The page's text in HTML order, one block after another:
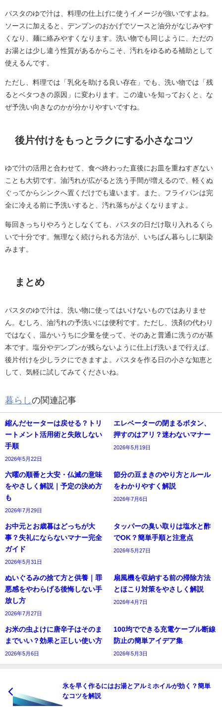
パスタのゆで汁は、料理の仕上げに使うイメージが強いですよね。
ソースに加えると、デンプンのおかげでソースと油分がなじみやす
くなり、麺に絡みやすくなります。洗い物でも同じように、ただの
お湯とは少し違う性質があるからこそ、汚れをゆるめる補助として
使えるんです。
ただし、料理では「乳化を助ける良い存在」でも、洗い物では「残
るとベタつきの原因」に変わります。この違いを知っておくと、な
ぜ予洗い向きなのかが分かりやすいですね。
後片付けをもっとラクにする小さなコツ
ゆで汁の活用と合わせて、食べ終わった直後にお皿を重ねすぎない
ことも大切です。油汚れが広がると洗う手間が増えるので、軽くぬ
ぐってからシンクへ置くだけでも違います。また、フライパンは完
全に冷える前に予洗いすると、汚れ落ちがよくなりますよ。
毎回きっちりやろうとしなくても、パスタの日だけ取り入れるくら
いで十分です。無理なく続けられる方法が、いちばん暮らしに馴染
みます。
まとめ
パスタのゆで汁は、洗い物に使ってはいけないものではありませ
ん。むしろ、油汚れの予洗いには便利です。ただし、洗剤の代わり
ではなく、温かいうちに少量を使って、そのあと普通に洗うのが基
本です。塩分やデンプンが残らないように仕上げ洗いまで行えば、
後片付けを少しラクにできますよ。パスタを作る日の小さな知恵と
して、気軽に試してみてくださいね。
暮らしの関連記事
縮んだセーターは戻せる？トリ
ートメント活用術と失敗しない
手順
2026年5月22日
エレベーターの閉まるボタン、
押すのはアリ？迷わないマナー
2026年5月19日
六曜の順番と大安・仏滅の意味
をやさしく解説｜予定の決め方
も
2026年7月29日
節分の豆まきのやり方とルール
をわかりやすく解説
2026年7月6日
お中元とお歳暮はどっちが大
事？失礼にならないマナー完全
ガイド
2026年5月31日
タッパーの臭い取りは塩水と酢
でOK？簡単手順と注意点
2026年5月27日
ぬいぐるみの捨て方と供養｜罪
悪感をやわらげる後悔しない手
放し方
2026年7月27日
扇風機を収納する前の掃除方法
とほこり対策をやさしく解説
2026年4月7日
お米の虫よけに唐辛子はそのま
までいい？効果と正しい使い方
2026年5月6日
100均でできる充電ケーブル断線
防止の簡単アイデア集
2026年5月3日
氷を早く作るにはお湯とアルミホイルが効く？簡単
なコツを解説